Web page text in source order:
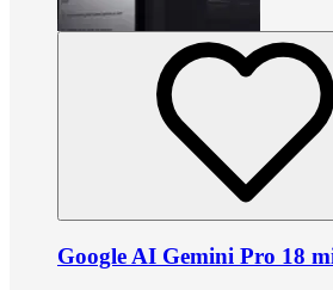
Google AI Gemini Pro 18